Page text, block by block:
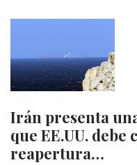
Irán presenta
que EE.UU.
reapertura…